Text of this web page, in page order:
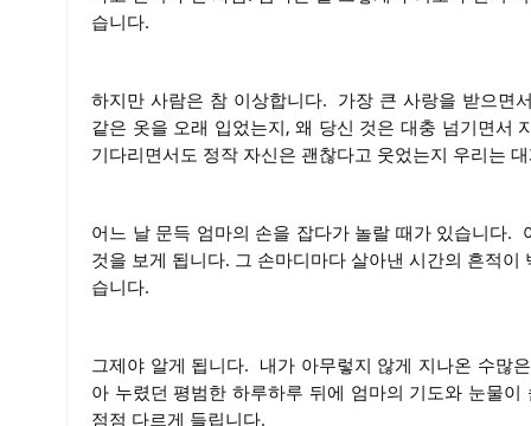
습니다.
하지만 사람은 참 이상합니다. 가장 큰 사랑을 받으면
같은 옷을 오래 입었는지, 왜 당신 것은 대충 넘기면서
기다리면서도 정작 자신은 괜찮다고 웃었는
어느 날 문득 엄마의 손을 잡다가 놀랄 때가 있습니다.
것을 보게 됩니다. 그 손마디마다 살아낸 시간의 흔적
습니다.
그제야 알게 됩니다. 내가 아무렇지 않게 지나온 수많
아 누렸던 평범한 하루하루 뒤에 엄마의 기도와 눈물
점점 다르게 들립니다.